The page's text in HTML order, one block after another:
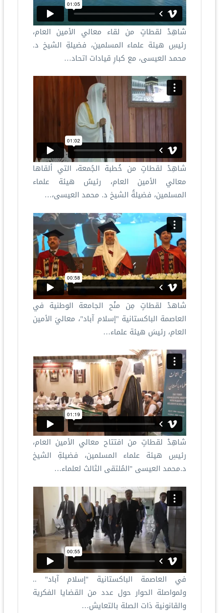
شاهِدْ لقطاتٍ من لقاء معالي الأمين العام،
رئيسِ هيئة علماء المسلمين، فضيلةِ الشيخ د.
محمد العيسى، مع كبارِ قيادات اتحاد…
شاهِدْ لقطاتٍ من خُطبة الجُمعة، التي ألقاها
معالي الأمين العام، رئيسُ هيئة علماء
المسلمين، فضيلةُ الشيخ د. محمد العيسى،…
شاهدْ لقطاتٍ مِن منْح الجامعة الوطنية في
العاصمة الباكستانية "إسلام آباد"، معاليَ الأمين
العام، رئيسَ هيئة علماء…
شاهِدْ لقطاتٍ من افتتاح معالي الأمين العام،
رئيسِ هيئة علماء المسلمين، فضيلةِ الشيخ
د.محمد العيسى "المُلتقى الثالث لعلماء…
في العاصمة الباكستانية "إسلام آباد" ..
ولمواصلة الحوار حول عدد من القضايا الفكرية
والقانونية ذات الصلة بالتعايش…